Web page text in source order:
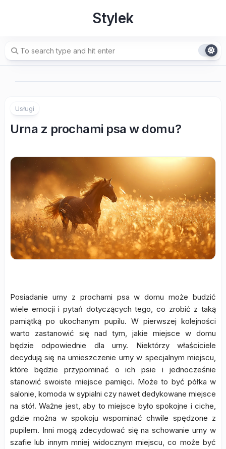
Stylek
Usługi
Urna z prochami psa w domu?
Posiadanie urny z prochami psa w domu może budzić
wiele emocji i pytań dotyczących tego, co zrobić z taką
pamiątką po ukochanym pupilu. W pierwszej kolejności
warto zastanowić się nad tym, jakie miejsce w domu
będzie odpowiednie dla urny. Niektórzy właściciele
decydują się na umieszczenie urny w specjalnym miejscu,
które będzie przypominać o ich psie i jednocześnie
stanowić swoiste miejsce pamięci. Może to być półka w
salonie, komoda w sypialni czy nawet dedykowane miejsce
na stół. Ważne jest, aby to miejsce było spokojne i ciche,
gdzie można w spokoju wspominać chwile spędzone z
pupilem. Inni mogą zdecydować się na schowanie urny w
szafie lub innym mniej widocznym miejscu, co może być